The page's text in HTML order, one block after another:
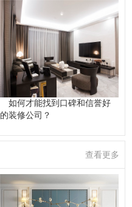
如何才能找到口碑和信誉好
的装修公司？
查看更多